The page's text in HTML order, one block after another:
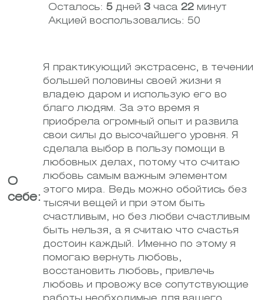
Осталось: 5 дней 3 часа 22 минут
Акцией воспользовались: 50
О
себе:
Я практикующий экстрасенс, в течении
большей половины своей жизни я
владею даром и использую его во
благо людям. За это время я
приобрела огромный опыт и развила
свои силы до высочайшего уровня. Я
сделала выбор в пользу помощи в
любовных делах, потому что считаю
любовь самым важным элементом
этого мира. Ведь можно обойтись без
тысячи вещей и при этом быть
счастливым, но без любви счастливым
быть нельзя, а я считаю что счастья
достоин каждый. Именно по этому я
помогаю вернуть любовь,
восстановить любовь, привлечь
любовь и провожу все сопутствующие